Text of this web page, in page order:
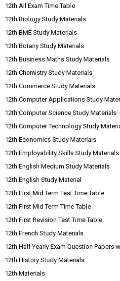
12th All Exam Time Table
12th Biology Study Materials
12th BME Study Materials
12th Botany Study Materials
12th Business Maths Study Materials
12th Chemistry Study Materials
12th Commerce Study Materials
12th Computer Applications Study
12th Computer Science Study Materials
12th Computer Technology Study
12th Economics Study Materials
12th Employability Skills Study Materials
12th English Medium Study Materials
12th English Study Material
12th First Mid Term Test Time Table
12th First Mid Term Time Table
12th First Revision Test Time Table
12th French Study Materials
12th Half Yearly Exam Question Papers
12th History Study Materials
12th Materials